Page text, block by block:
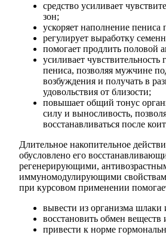
средство усиливает
зон;
ускоряет наполнение пениса
регулирует выработку
помогает продлить половой
усиливает чувствительность
пениса, позволяя мужчине
возбуждения и получать в
удовольствия от близости;
повышает общий тонус
силу и выносливость,
восстанавливаться после
Длительное накопительное
обусловлено его
регенерирующими,
иммуномодулирующими
при курсовом применении
вывести из организма шлаки
восстановить обмен веществ
привести к норме